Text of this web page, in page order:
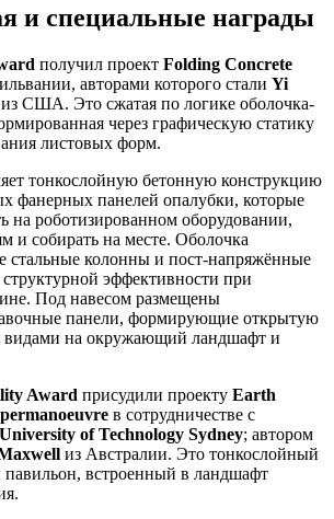
и специальные награды
получил проект Folding Concrete
авторами которого стали Yi
из США. Это сжатая по логике оболочка-
через графическую статику
листовых форм.
тонкослойную бетонную конструкцию
фанерных панелей опалубки, которые
на роботизированном оборудовании,
и собирать на месте. Оболочка
стальные колонны и пост-напряжённые
эффективности при
Под навесом размещены
панели, формирующие открытую
видами на окружающий ландшафт и
Award присудили проекту Earth
в сотрудничестве с
University of Technology Sydney; автором
из Австралии. Это тонкослойный
встроенный в ландшафт